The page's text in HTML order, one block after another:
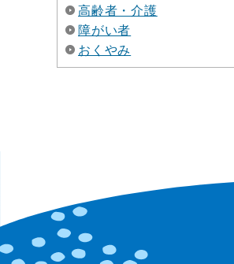
高齢者・介護
障がい者
おくやみ